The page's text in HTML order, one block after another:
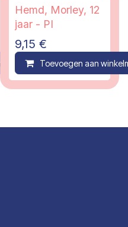
Compare
Hemd, Morley, 12
jaar - PI
9,15 €
Toevoegen aan